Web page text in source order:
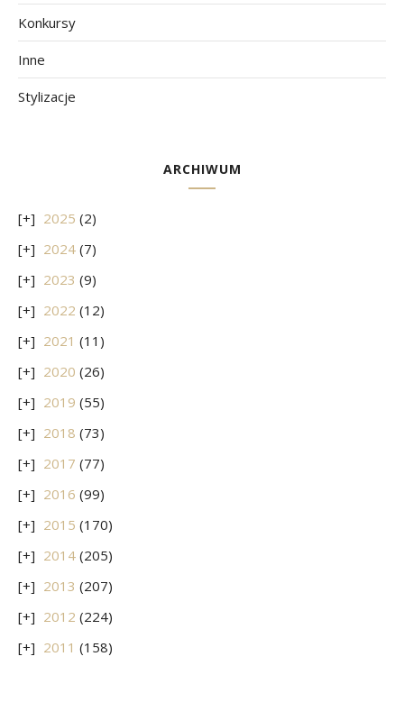
Konkursy
Inne
Stylizacje
ARCHIWUM
2025 (2)
2024 (7)
2023 (9)
2022 (12)
2021 (11)
2020 (26)
2019 (55)
2018 (73)
2017 (77)
2016 (99)
2015 (170)
2014 (205)
2013 (207)
2012 (224)
2011 (158)